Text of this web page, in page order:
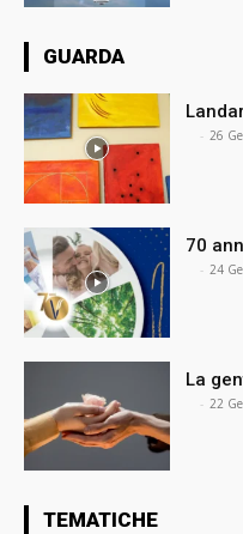
GUARDA
- 26
70
- 24
La
- 22
TEMATICHE